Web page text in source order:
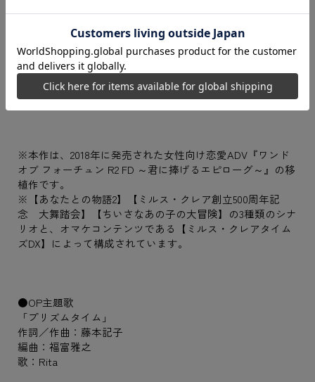
コンテンツ名：【ちいさなあの子の大冒険】
幼女化したルル（主人公）と、そんな彼女に振り回される
キャラクターたちとの微笑ましいひとときが描かれます。
小さな子供ならではの無邪気さで、お目当ての彼にめいっ
ぱい構ってもらってください！
※本作は、2018年に発売された女性向け恋愛ADV『ワンド
オブ フォーチュン R2 FD ～君に捧げるエピローグ～』の移
植作です。
※【あなたとの物語2】【ミルス・クレア創立500周年記
念 大舞踏会】【ちいさなあの子の大冒険】の3種類のシナ
リオと、オマケコンテンツである【ミルス・クレアタイム
ズDX】によって構成されています。
●OP主題歌
「プリズムタイム」
作詞／作曲：藤本記子
編曲：福富雅之
歌：Rita